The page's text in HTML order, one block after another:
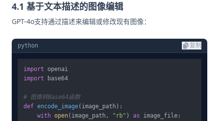
4.1 基于文本描述的图像编辑
GPT-4o支持通过描述来编辑或修改现有图像：
python 复制
import
import base64
# 图像转Base64函数
def encode_image( image_path ):
with open(image_path, "rb" ) as image_file: